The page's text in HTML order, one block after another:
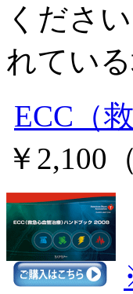
くださ
れてい
ECC （
￥2,100